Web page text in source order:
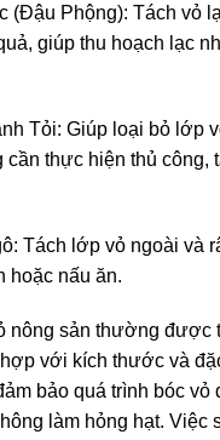
(Đậu Phộng): Tách vỏ
giúp thu hoạch lạc
Tỏi: Giúp loại bỏ lớp
cần thực hiện thủ công,
Tách lớp vỏ ngoài và
hoặc nấu ăn.
nông sản thường được
với kích thước và
bảo quá trình bóc vỏ
làm hỏng hạt. Việc